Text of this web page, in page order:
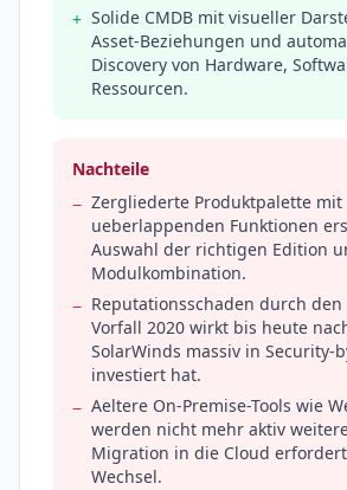
+ Solide CMDB mit visueller
Asset-Beziehungen und
Discovery von Hardware,
Ressourcen.
Nachteile
− Zergliederte Produktpalette mit
ueberlappenden Funktionen
Auswahl der richtigen Edition
Modulkombination.
− Reputationsschaden durch den
Vorfall 2020 wirkt bis heute
SolarWinds massiv in Security-
investiert hat.
− Aeltere On-Premise-Tools wie
werden nicht mehr aktiv
Migration in die Cloud
Wechsel.